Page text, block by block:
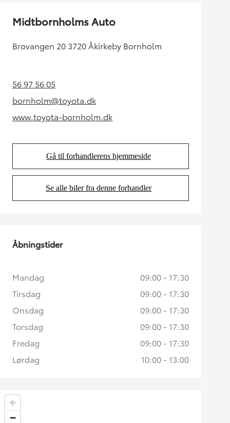
Midtbornholms Auto
Brovangen 20 3720 Åkirkeby Bornholm
56 97 56 05(Opens in new tab)
bornholm@toyota.dk
(Opens in new tab)
www.toyota-bornholm.dk
(Opens in new tab)
Gå til forhandlerens hjemmeside
(Opens in new tab)
Se alle biler fra denne forhandler
(Opens in new tab)
Åbningstider
Mandag
09:00 - 17:30
Tirsdag
09:00 - 17:30
Onsdag
09:00 - 17:30
Torsdag
09:00 - 17:30
Fredag
09:00 - 17:30
Lørdag
10:00 - 13:00